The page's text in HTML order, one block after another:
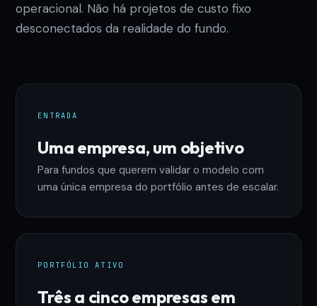
operacional. Não há projetos de custo fixo
desconectados da realidade do fundo.
ENTRADA
Uma empresa, um objetivo
Para fundos que querem validar o modelo com
uma única empresa do portfólio antes de escalar.
PORTFÓLIO ATIVO
Três a cinco empresas em